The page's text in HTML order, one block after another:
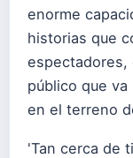
enorme
historias que
espectadores,
público que va
en el terreno
'Tan cerca de